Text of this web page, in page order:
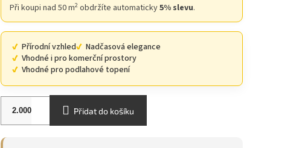
Při koupi nad 50 m2obdržíte automaticky5% slevu.
Přírodní vzhled
Nadčasová elegance
Vhodné i pro komerční prostory
Vhodné pro podlahové topení
Přidat do košíku